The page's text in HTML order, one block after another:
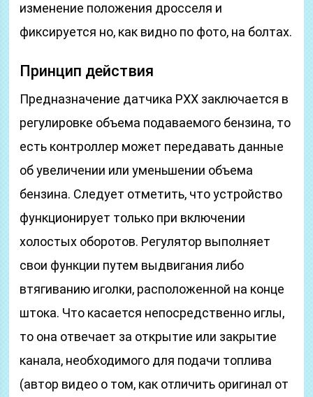
изменение положения дросселя и
фиксируется но, как видно по фото, на болтах.
Принцип действия
Предназначение датчика РХХ заключается в
регулировке объема подаваемого бензина, то
есть контроллер может передавать данные
об увеличении или уменьшении объема
бензина. Следует отметить, что устройство
функционирует только при включении
холостых оборотов. Регулятор выполняет
свои функции путем выдвигания либо
втягиванию иголки, расположенной на конце
штока. Что касается непосредственно иглы,
то она отвечает за открытие или закрытие
канала, необходимого для подачи топлива
(автор видео о том, как отличить оригинал от